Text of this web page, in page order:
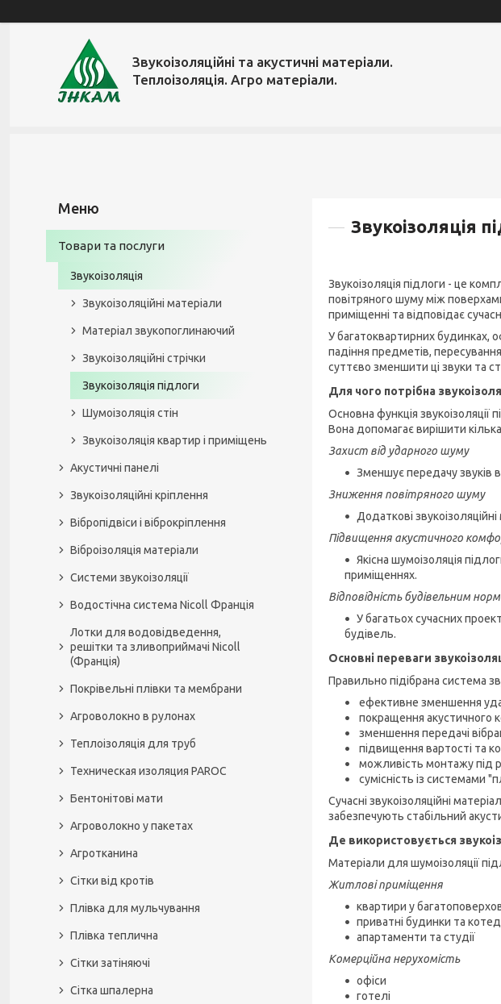
Звукоізоляційні та акустичні матеріали.
Теплоізоляція. Агро матеріали.
Звукоізоляція
Звукоізоляція підлоги - це
повітряного шуму між
приміщенні та відповідає
У багатоквартирних будинках,
падіння предметів,
суттєво зменшити ці звуки та
Для чого потрібна
Основна функція
Вона допомагає вирішити
Захист від ударного шуму
Зменшує передачу звуків
Зниження повітряного шуму
Додаткові
Підвищення акустичного
Якісна шумоізоляція
приміщеннях.
Відповідність будівельним
У багатьох сучасних
будівель.
Основні переваги
Правильно підібрана система
ефективне зменшення
покращення акустичного
зменшення передачі
підвищення вартості та
можливість монтажу під
сумісність із системами
Сучасні звукоізоляційні
забезпечують стабільний
Де використовується
Матеріали для шумоізоляції
Житлові приміщення
квартири у
приватні будинки та
апартаменти та студії
Комерційна нерухомість
офіси
готелі
Товари та послуги
Звукоізоляція
Звукоізоляційні матеріали
Матеріал звукопоглинаючий
Звукоізоляційні стрічки
Звукоізоляція підлоги
Шумоізоляція стін
Звукоізоляція квартир і приміщень
Акустичні панелі
Звукоізоляційні кріплення
Вібропідвіси і віброкріплення
Віброізоляція матеріали
Системи звукоізоляції
Водостічна система Nicoll Франція
Лотки для водовідведення,
решітки та зливоприймачі Nicoll
(Франція)
Покрівельні плівки та мембрани
Агроволокно в рулонах
Теплоізоляція для труб
Техническая изоляция PAROC
Бентонітові мати
Агроволокно у пакетах
Агротканина
Сітки від кротів
Плівка для мульчування
Плівка теплична
Сітки затіняючі
Сітка шпалерна